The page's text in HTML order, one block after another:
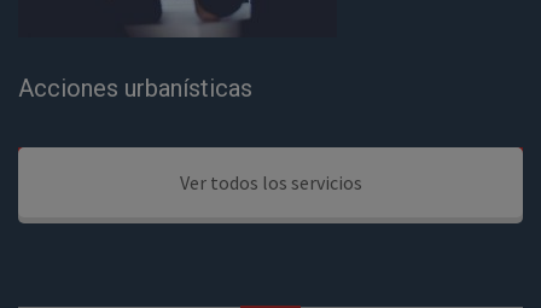
Acciones urbanísticas
Ver todos los servicios